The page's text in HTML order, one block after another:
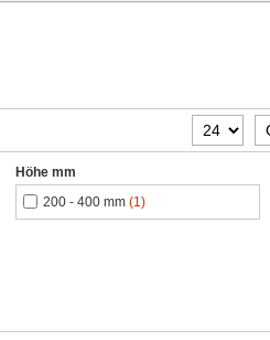
Höhe mm
200 - 400 mm (1)